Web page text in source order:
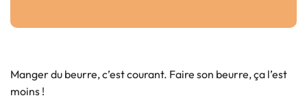
Manger du beurre, c’est courant. Faire son beurre, ça l’est
moins !